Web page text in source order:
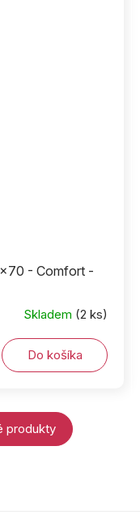
- Comfort -
Skladem (2 ks)
Do košíka
produkty